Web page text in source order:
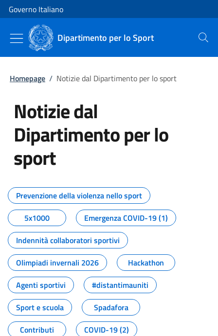
Vai al contenuto
Vai alla navigazione del sito
Governo Italiano
Dipartimento per lo Sport Cerca
Homepage / Notizie dal Dipartimento per lo sport
Notizie dal
Dipartimento per lo
sport
Tutti i contenuti della pagina
Prevenzione della violenza nello sport
5x1000
Emergenza COVID-19 (1)
Indennità collaboratori sportivi
Olimpiadi invernali 2026
Hackathon
Agenti sportivi
#distantimauniti
Sport e scuola
Spadafora
Contributi
COVID-19 (2)